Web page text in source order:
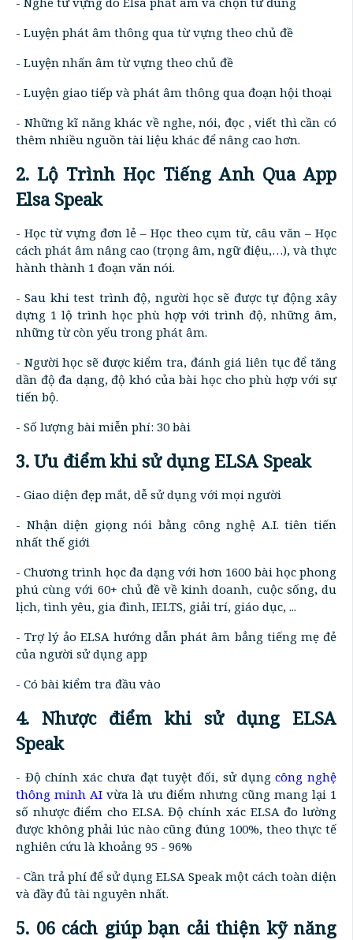
- Luyện phát âm thông qua từ vựng theo chủ đề
- Luyện nhấn âm từ vựng theo chủ đề
- Luyện giao tiếp và phát âm thông qua đoạn hội thoại
- Những kĩ năng khác về nghe, nói, đọc , viết thì cần có
thêm nhiều nguồn tài liệu khác để nâng cao hơn.
2. Lộ Trình Học Tiếng Anh Qua App
Elsa Speak
- Học từ vựng đơn lẻ – Học theo cụm từ, câu văn – Học
cách phát âm nâng cao (trọng âm, ngữ điệu,…), và thực
hành thành 1 đoạn văn nói.
- Sau khi test trình độ, người học sẽ được tự động xây
dựng 1 lộ trình học phù hợp với trình độ, những âm,
những từ còn yếu trong phát âm.
- Người học sẽ được kiểm tra, đánh giá liên tục để tăng
dần độ đa dạng, độ khó của bài học cho phù hợp với sự
tiến bộ.
- Số lượng bài miễn phí: 30 bài
3. Ưu điểm khi sử dụng ELSA Speak
- Giao diện đẹp mắt, dễ sử dụng với mọi người
- Nhận diện giọng nói bằng công nghệ A.I. tiên tiến
nhất thế giới
- Chương trình học đa dạng với hơn 1600 bài học phong
phú cùng với 60+ chủ đề về kinh doanh, cuộc sống, du
lịch, tình yêu, gia đình, IELTS, giải trí, giáo dục, ...
- Trợ lý ảo ELSA hướng dẫn phát âm bẳng tiếng mẹ đẻ
của người sử dụng app
- Có bài kiểm tra đầu vào
4. Nhược điểm khi sử dụng ELSA
Speak
- Độ chính xác chưa đạt tuyệt đối, sử dụngcông nghệ
thông minh AIvừa là ưu điểm nhưng cũng mang lại 1
số nhược điểm cho ELSA. Độ chính xác ELSA đo lường
được không phải lúc nào cũng đúng 100%, theo thực tế
nghiên cứu là khoảng 95 - 96%
- Cần trả phí để sử dụng ELSA Speak một cách toàn diện
và đầy đủ tài nguyên nhất.
5. 06 cách giúp bạn cải thiện kỹ năng